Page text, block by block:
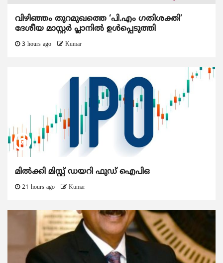
വിഴിഞ്ഞം തുറമുഖത്തെ ‘പി.എം ഗതിശക്തി’
ദേശീയ മാസ്റ്റർ പ്ലാനിൽ ഉൾപ്പെടുത്തി
3 hours ago Kumar
മിൽക്കി മിസ്റ്റ് ഡയറി ഫുഡ് ഐപിഒ
21 hours ago Kumar